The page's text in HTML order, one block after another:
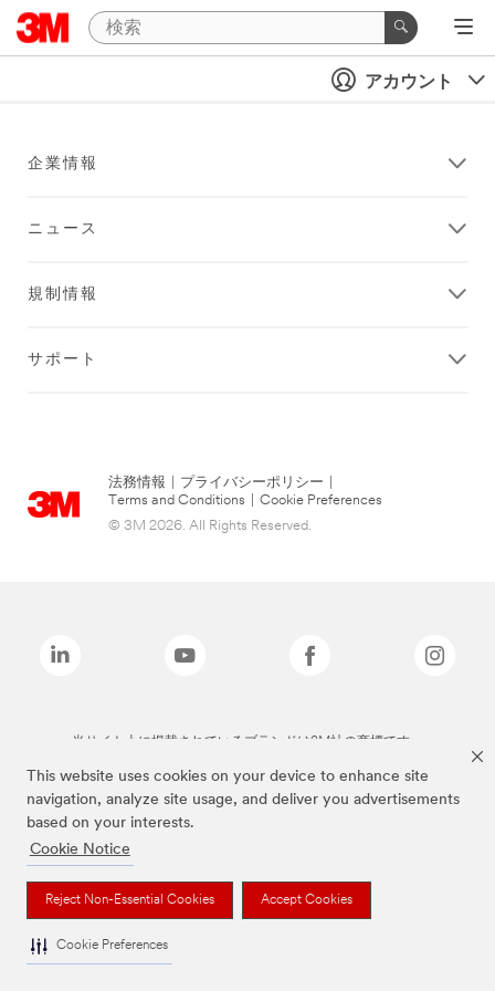
This website uses cookies on your device to enhance site
navigation, analyze site usage, and deliver you advertisements
based on your interests.
Cookie Notice
Reject Non-Essential Cookies Accept Cookies
Cookie Preferences
アカウント
企業情報
ニュース
規制情報
サポート
法務情報 プライバシーポリシー
Terms and Conditions
Cookie Preferences
© 3M 2026. All Rights Reserved.
当サイト上に掲載されているブランドは3M社の商標です。